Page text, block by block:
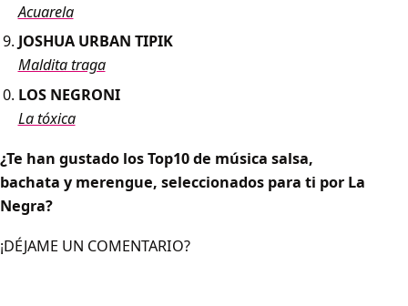
Acuarela
JOSHUA URBAN TIPIK
Maldita traga
LOS NEGRONI
La tóxica
¿Te han gustado los Top10 de música salsa,
bachata y merengue, seleccionados para ti por La
Negra?
¡DÉJAME UN COMENTARIO?